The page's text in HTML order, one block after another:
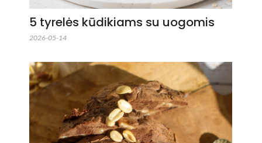
5 tyrelės kūdikiams su uogomis
2026-05-14